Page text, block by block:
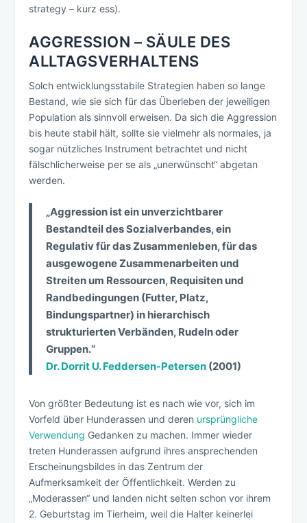
strategy – kurz ess).
AGGRESSION – SÄULE DES
ALLTAGSVERHALTENS
Solch entwicklungsstabile Strategien haben so lange
Bestand, wie sie sich für das Überleben der jeweiligen
Population als sinnvoll erweisen. Da sich die Aggression
bis heute stabil hält, sollte sie vielmehr als normales, ja
sogar nützliches Instrument betrachtet und nicht
fälschlicherweise per se als „unerwünscht“ abgetan
werden.
„Aggression ist ein unverzichtbarer
Bestandteil des Sozialverbandes, ein
Regulativ für das Zusammenleben, für das
ausgewogene Zusammenarbeiten und
Streiten um Ressourcen, Requisiten und
Randbedingungen (Futter, Platz,
Bindungspartner) in hierarchisch
strukturierten Verbänden, Rudeln oder
Gruppen.“
Dr. Dorrit U. Feddersen-Petersen (2001)
Von größter Bedeutung ist es nach wie vor, sich im
Vorfeld über Hunderassen und deren ursprüngliche
Verwendung Gedanken zu machen. Immer wieder
treten Hunderassen aufgrund ihres ansprechenden
Erscheinungsbildes in das Zentrum der
Aufmerksamkeit der Öffentlichkeit. Werden zu
„Moderassen“ und landen nicht selten schon vor ihrem
2. Geburtstag im Tierheim, weil die Halter keinerlei